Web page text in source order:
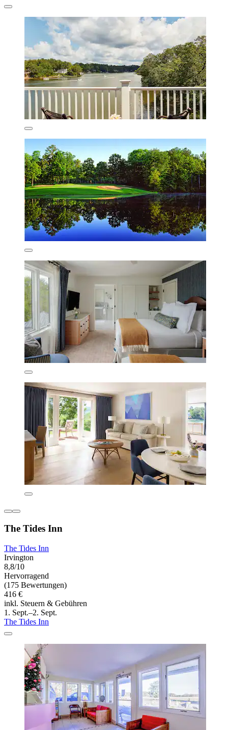
The Tides Inn
The Tides Inn
Irvington
8,8/10
Hervorragend
(175 Bewertungen)
416 €
inkl. Steuern & Gebühren
1. Sept.–2. Sept.
The Tides Inn